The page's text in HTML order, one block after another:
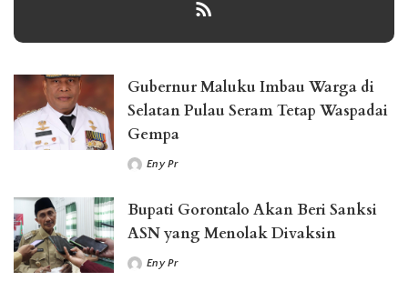
Gubernur Maluku Imbau Warga di
Selatan Pulau Seram Tetap Waspadai
Gempa
PostedEny Pr
Bupati Gorontalo Akan Beri Sanksi
ASN yang Menolak Divaksin
PostedEny Pr